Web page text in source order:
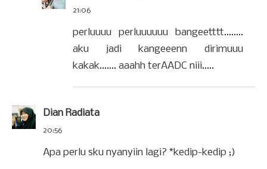
21:06
perluuuu perluuuuuu bangeetttt........
aku jadi kangeeenn dirimuuu
kakak....... aaahh terAADC niii.....
Dian Radiata
20:56
Apa perlu sku nyanyiin lagi? *kedip-kedip ;)